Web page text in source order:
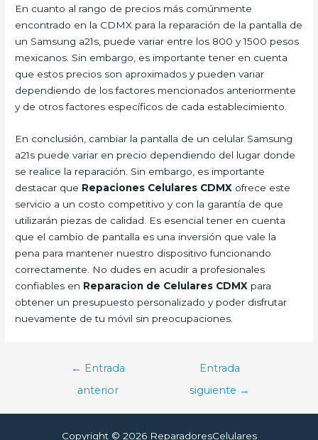
En cuanto al rango de precios más comúnmente
encontrado en la CDMX para la reparación de la pantalla de
un Samsung a21s, puede variar entre los 800 y 1500 pesos
mexicanos. Sin embargo, es importante tener en cuenta
que estos precios son aproximados y pueden variar
dependiendo de los factores mencionados anteriormente
y de otros factores específicos de cada establecimiento.
En conclusión, cambiar la pantalla de un celular Samsung
a21s puede variar en precio dependiendo del lugar donde
se realice la reparación. Sin embargo, es importante
destacar que Repaciones Celulares CDMX ofrece este
servicio a un costo competitivo y con la garantía de que
utilizarán piezas de calidad. Es esencial tener en cuenta
que el cambio de pantalla es una inversión que vale la
pena para mantener nuestro dispositivo funcionando
correctamente. No dudes en acudir a profesionales
confiables en Reparacion de Celulares CDMX para
obtener un presupuesto personalizado y poder disfrutar
nuevamente de tu móvil sin preocupaciones.
Navegación
entradas
← Entrada
anterior
Entrada
siguiente →
Copyright © 2026 ReparadoresCelulares